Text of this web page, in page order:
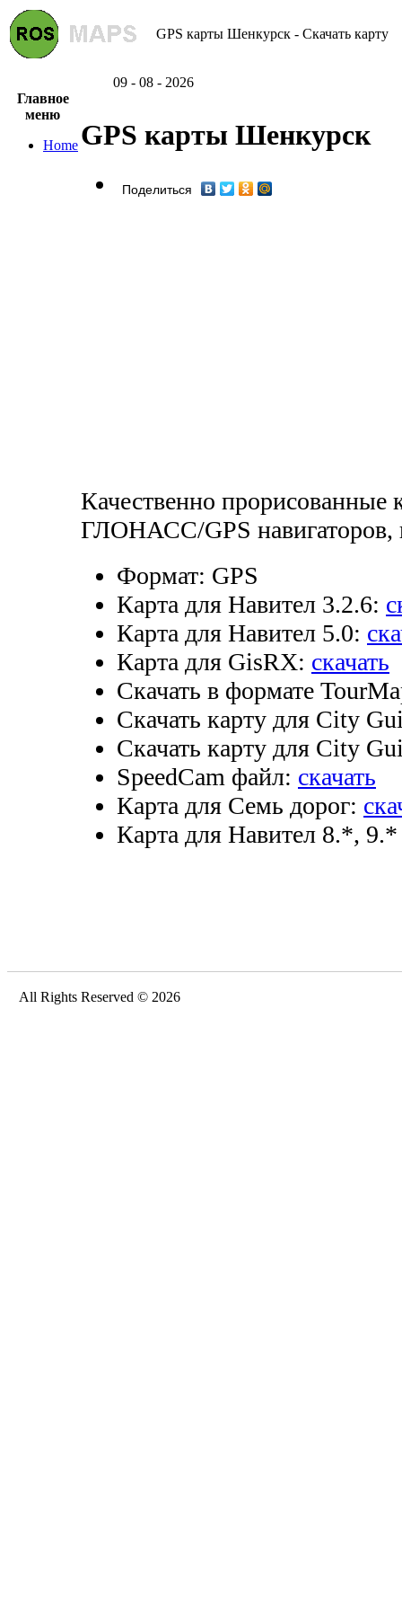
GPS карты Шенкурск - Скачать карту
09 - 08 - 2026
Главное
меню
Home GPS карты Шенкурск
Поделиться
Качественно
ГЛОНАСС/GPS навигаторов,
Формат: GPS
Карта для Навител 3.2.6:
Карта для Навител 5.0:
Карта для GisRX: скачать
Скачать в формате
Скачать карту для City
Скачать карту для City
SpeedCam файл: скачать
Карта для Семь дорог:
Карта для Навител 8.*,
All Rights Reserved © 2026